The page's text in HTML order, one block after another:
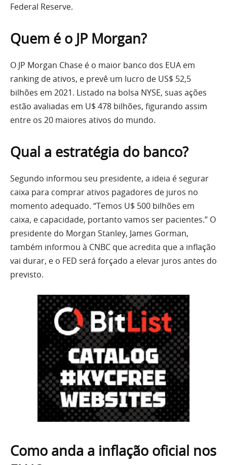
Federal Reserve.
Quem é o JP Morgan?
O JP Morgan Chase é o maior banco dos EUA em
ranking de ativos, e prevê um lucro de US$ 52,5
bilhões em 2021. Listado na bolsa NYSE, suas ações
estão avaliadas em U$ 478 bilhões, figurando assim
entre os 20 maiores ativos do mundo.
Qual a estratégia do banco?
Segundo informou seu presidente, a ideia é segurar
caixa para comprar ativos pagadores de juros no
momento adequado. “Temos U$ 500 bilhões em
caixa, e capacidade, portanto vamos ser pacientes.” O
presidente do Morgan Stanley, James Gorman,
também informou à CNBC que acredita que a inflação
vai durar, e o FED será forçado a elevar juros antes do
previsto.
Como anda a inflação oficial nos